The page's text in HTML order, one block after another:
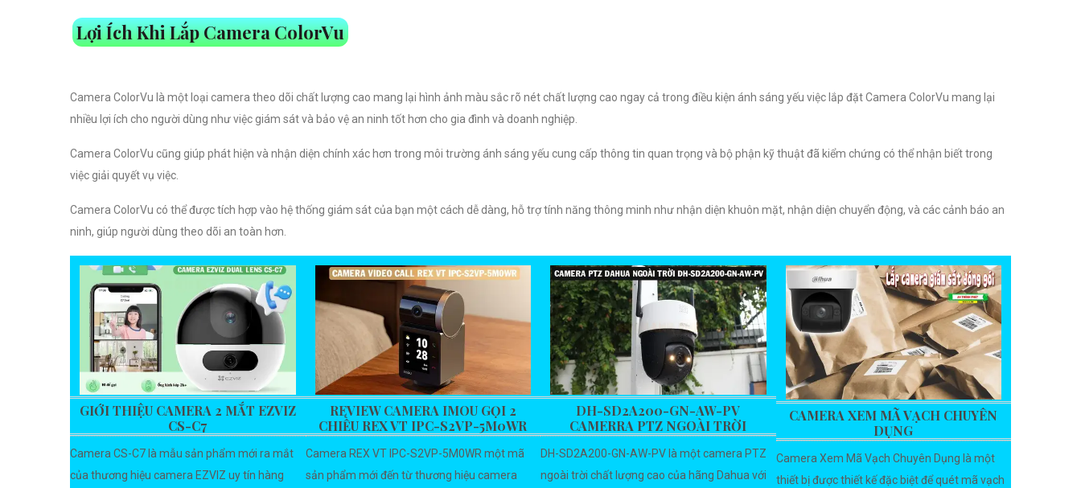
Lợi Ích Khi Lắp Camera ColorVu
Camera ColorVu là một loại camera theo dõi chất lượng cao mang lại hình ảnh màu sắc rõ nét chất lượng cao ngay cả trong điều kiện ánh sáng yếu việc lắp đặt Camera ColorVu mang lại
nhiều lợi ích cho người dùng như việc giám sát và bảo vệ an ninh tốt hơn cho gia đình và doanh nghiệp.
Camera ColorVu cũng giúp phát hiện và nhận diện chính xác hơn trong môi trường ánh sáng yếu cung cấp thông tin quan trọng và bộ phận kỹ thuật đã kiểm chứng có thể nhận biết trong
việc giải quyết vụ việc.
Camera ColorVu có thể được tích hợp vào hệ thống giám sát của bạn một cách dễ dàng, hỗ trợ tính năng thông minh như nhận diện khuôn mặt, nhận diện chuyển động, và các cảnh báo an
ninh, giúp người dùng theo dõi an toàn hơn.
GIỚI THIỆU CAMERA 2 MẮT EZVIZ
CS-C7
Camera CS-C7 là mẫu sản phẩm mới ra mắt
của thương hiệu camera EZVIZ uy tín hàng
REVIEW CAMERA IMOU GỌI 2
CHIỀU REX VT IPC-S2VP-5M0WR
Camera REX VT IPC-S2VP-5M0WR một mã
sản phẩm mới đến từ thương hiệu camera
DH-SD2A200-GN-AW-PV
CAMERRA PTZ NGOÀI TRỜI
DH-SD2A200-GN-AW-PV là một camera PTZ
ngoài trời chất lượng cao của hãng Dahua với
CAMERA XEM MÃ VẠCH CHUYÊN
DỤNG
Camera Xem Mã Vạch Chuyên Dụng là một
thiết bị được thiết kế đặc biệt để quét mã vạch